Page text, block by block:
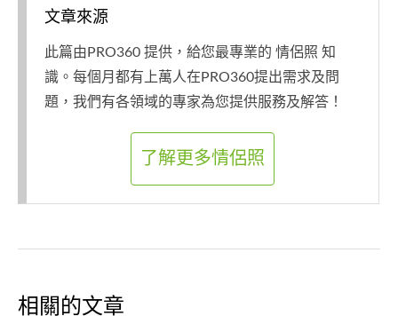
文章來源
此篇由PRO360 提供，給您最專業的 情侶照 知
識。每個月都有上萬人在PRO360提出需求及問
題，我們有各領域的專家為您提供服務及解答！
了解更多情侶照
相關的文章